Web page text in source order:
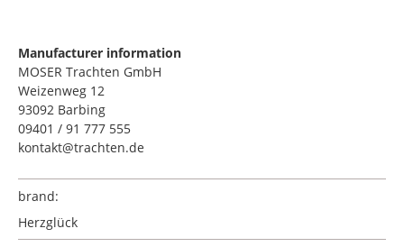
Manufacturer information
MOSER Trachten GmbH
Weizenweg 12
93092 Barbing
09401 / 91 777 555
kontakt@trachten.de
brand:
Herzglück